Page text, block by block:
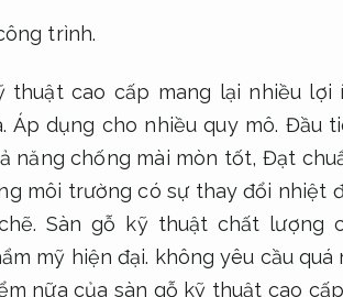
trình.
thuật cao cấp mang lại nhiều
Áp dụng cho nhiều quy mô. Đầu
năng chống mài mòn tốt, Đạt
môi trường có sự thay đổi nhiệt
Sàn gỗ kỹ thuật chất lượng
mỹ hiện đại. không yêu cầu quá
nữa của sàn gỗ kỹ thuật cao